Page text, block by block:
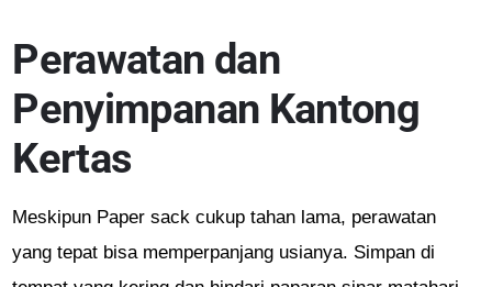
Perawatan dan
Penyimpanan Kantong
Kertas
Meskipun Paper sack cukup tahan lama, perawatan
yang tepat bisa memperpanjang usianya. Simpan di